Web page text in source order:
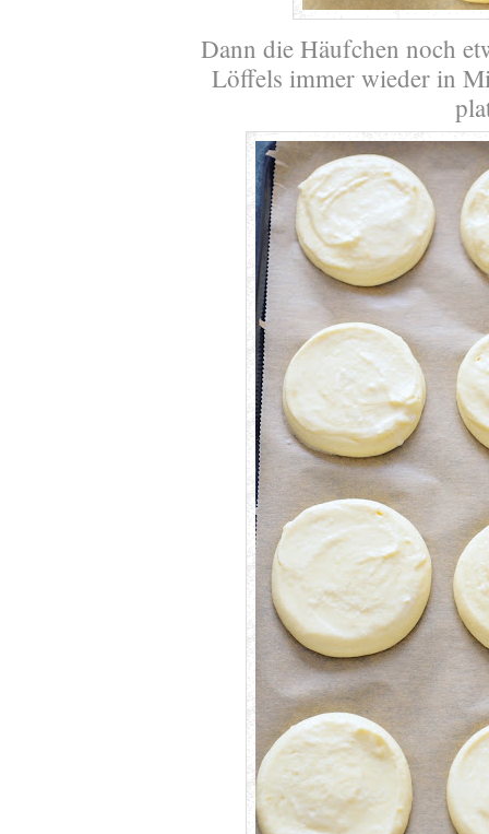
Dann die Häufchen noch
Löffels immer wieder in